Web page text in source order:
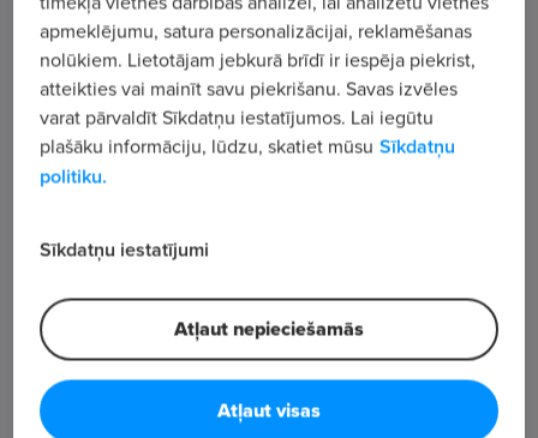
Uzņēmuma apraksts
466
Skatījumu skaits
apmeklējumu, satura personalizācijai, reklamēšanas
nolūkiem. Lietotājam jebkurā brīdī ir iespēja piekrist,
atteikties vai mainīt savu piekrišanu. Savas izvēles
varat pārvaldīt Sīkdatņu iestatījumos. Lai iegūtu
plašāku informāciju, lūdzu, skatiet mūsu Sīkdatņu
politiku.
Sīkdatņu iestatījumi
Atļaut nepieciešamās
Atļaut visas